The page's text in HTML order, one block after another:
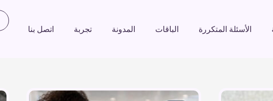
الأسئلة المتكررة الباقات المدونة تجربة اتصل بنا